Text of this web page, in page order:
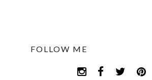
FOLLOW ME